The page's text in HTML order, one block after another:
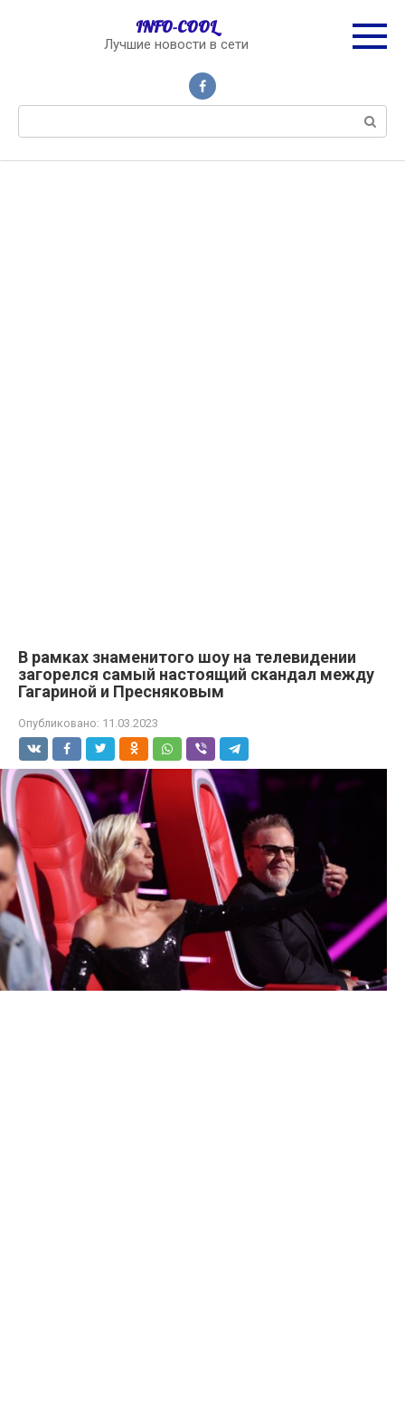
INFO-COOL
Лучшие новости в сети
В рамках знаменитого шоу на телевидении
загорелся самый настоящий скандал между
Гагариной и Пресняковым
Опубликовано: 11.03.2023